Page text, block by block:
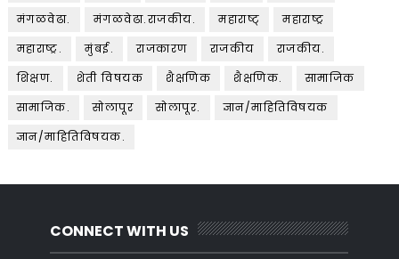
मंगळवेढा.
मंगळवेढा.राजकीय. महाराष्ट्
महाराष्ट्र
महाराष्ट्र.
मुंबई. राजकारण राजकीय
राजकीय.
शिक्षण.
शेती विषयक शैक्षणिक शैक्षणिक.
सामाजिक
सामाजिक.
सोलापूर सोलापूर.
ज्ञान/माहितिविषयक
ज्ञान/माहितिविषयक.
CONNECT WITH US